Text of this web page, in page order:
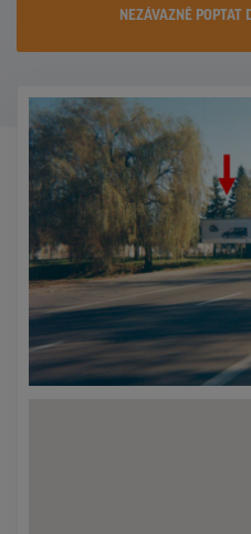
NEZÁVAZNĚ POPTAT